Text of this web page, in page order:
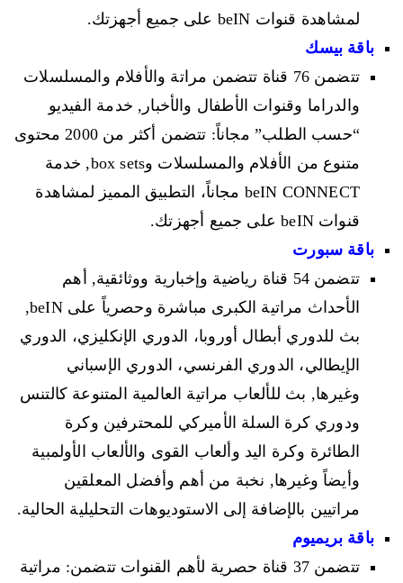
لمشاهدة قنوات beIN على جميع أجهزتك.
باقة بيسك
تتضمن 76 قناة تتضمن مراتة والأفلام والمسلسلات
والدراما وقنوات الأطفال والأخبار, خدمة الفيديو
“حسب الطلب” مجاناً: تتضمن أكثر من 2000 محتوى
متنوع من الأفلام والمسلسلات وbox sets, خدمة
beIN CONNECT مجاناً، التطبيق المميز لمشاهدة
قنوات beIN على جميع أجهزتك.
باقة سبورت
تتضمن 54 قناة رياضية وإخبارية ووثائقية, أهم
الأحداث مراتية الكبرى مباشرة وحصرياً على beIN,
بث للدوري أبطال أوروبا، الدوري الإنكليزي، الدوري
الإيطالي، الدوري الفرنسي، الدوري الإسباني
وغيرها, بث للألعاب مراتية العالمية المتنوعة كالتنس
ودوري كرة السلة الأميركي للمحترفين وكرة
الطائرة وكرة اليد وألعاب القوى والألعاب الأولمبية
وأيضاً وغيرها, نخبة من أهم وأفضل المعلقين
مراتيين بالإضافة إلى الاستوديوهات التحليلية الحالية.
باقة بريميوم
تتضمن 37 قناة حصرية لأهم القنوات تتضمن: مراتية